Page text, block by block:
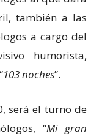
también a las
a cargo del
humorista,
103 noches”.
será el turno de
“Mi gran